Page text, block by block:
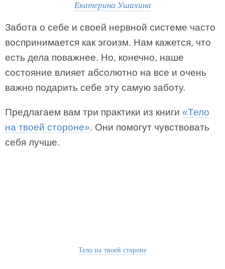
Екатерина Ушахина
Забота о себе и своей нервной системе часто
воспринимается как эгоизм. Нам кажется, что
есть дела поважнее. Но, конечно, наше
состояние влияет абсолютно на все и очень
важно подарить себе эту самую заботу.
Предлагаем вам три практики из книги «Тело
на твоей стороне». Они помогут чувствовать
себя лучше.
Тело на твоей стороне